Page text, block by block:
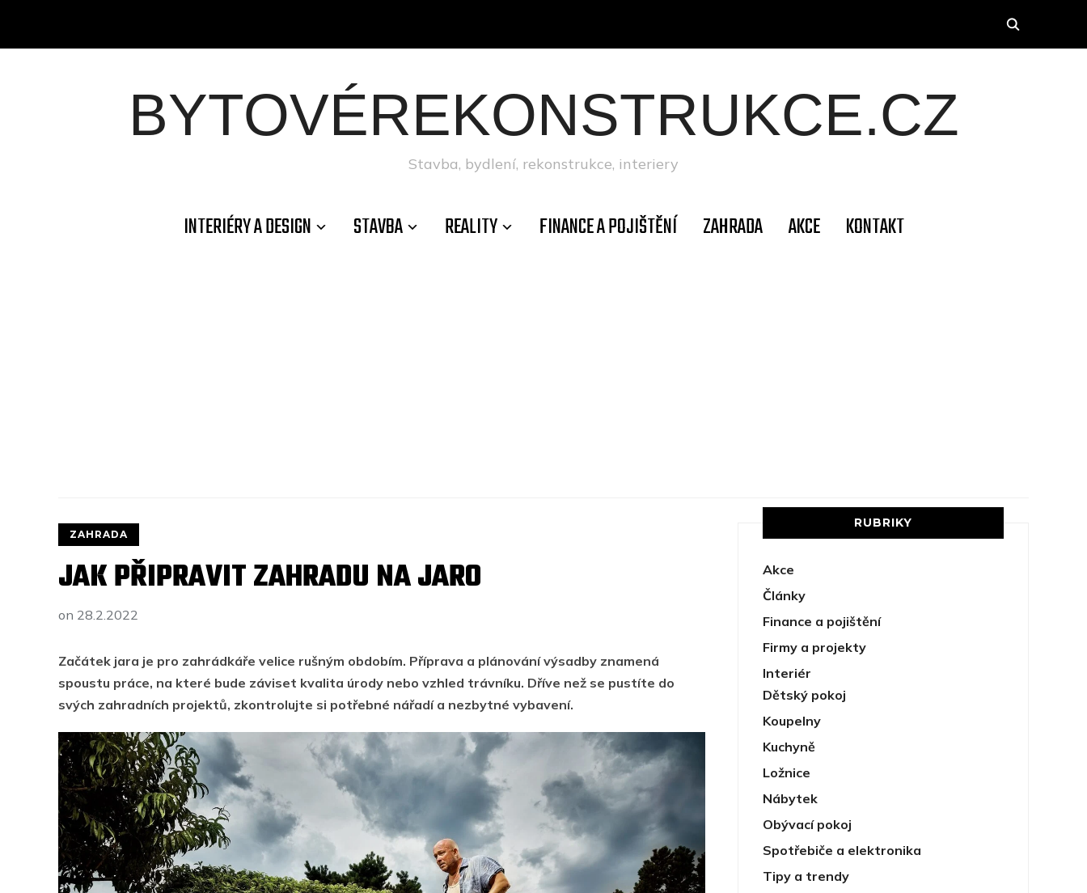
BYTOVÉREKONSTRUKCE.CZ
Stavba, bydlení, rekonstrukce, interiery
INTERIÉRY A DESIGN STAVBA REALITY FINANCE A POJIŠTĚNÍ ZAHRADA AKCE KONTAKT
ZAHRADA
JAK PŘIPRAVIT ZAHRADU NA JARO
on 28.2.2022
Začátek jara je pro zahrádkáře velice rušným obdobím. Příprava a plánování výsadby znamená
spoustu práce, na které bude záviset kvalita úrody nebo vzhled trávníku. Dříve než se pustíte do
svých zahradních projektů, zkontrolujte si potřebné nářadí a nezbytné vybavení.
RUBRIKY
Akce
Články
Finance a pojištění
Firmy a projekty
Interiér
Dětský pokoj
Koupelny
Kuchyně
Ložnice
Nábytek
Obývací pokoj
Spotřebiče a elektronika
Tipy a trendy